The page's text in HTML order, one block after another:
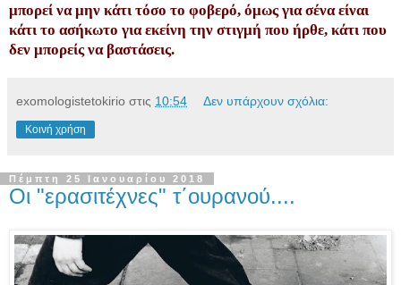
μπορεί να μην κάτι τόσο το φοβερό, όμως για σένα είναι
κάτι το ασήκωτο για εκείνη την στιγμή που ήρθε, κάτι που
δεν μπορείς να βαστάσεις.
exomologistetokirio στις 10:54 Δεν υπάρχουν σχόλια:
Κοινή χρήση
Πέμπτη 25 Ιανουαρίου 2018
Οι "ερασιτέχνες" τ΄ουρανού....